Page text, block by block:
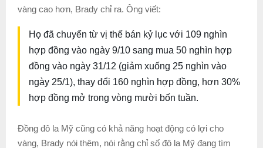
vàng cao hơn, Brady chỉ ra. Ông viết:
Họ đã chuyển từ vị thế bán kỷ lục với 109 nghìn
hợp đồng vào ngày 9/10 sang mua 50 nghìn hợp
đồng vào ngày 31/12 (giảm xuống 25 nghìn vào
ngày 25/1), thay đổi 160 nghìn hợp đồng, hơn 30%
hợp đồng mở trong vòng mười bốn tuần.
Đồng đô la Mỹ cũng có khả năng hoạt động có lợi cho
vàng, Brady nói thêm, nói rằng chỉ số đô la Mỹ đang tìm